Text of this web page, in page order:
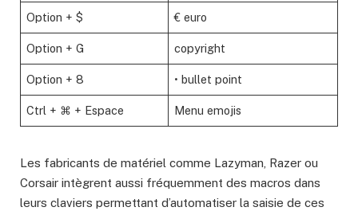
Option + $ € euro
Option + G copyright
Option + 8 • bullet point
Ctrl + ⌘ + Espace Menu emojis
Les fabricants de matériel comme Lazyman, Razer ou
Corsair intègrent aussi fréquemment des macros dans
leurs claviers permettant d’automatiser la saisie de ces